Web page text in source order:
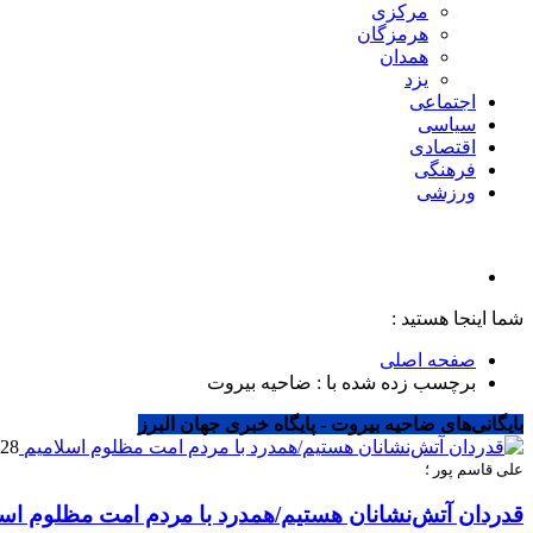
مرکزی
هرمزگان
همدان
یزد
اجتماعی
سیاسی
اقتصادی
فرهنگی
ورزشی
شما اینجا هستید :
صفحه اصلی
برچسب زده شده با : ضاحیه بیروت
بایگانی‌های ضاحیه بیروت - پایگاه خبری جهان البرز
28 سپتامبر 2024
علی قاسم پور ؛
قدردان آتش‌نشانان هستیم/همدرد با مردم امت مظلوم